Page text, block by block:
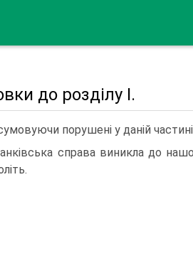
до розділу I.
порушені у даній
справа виникла до